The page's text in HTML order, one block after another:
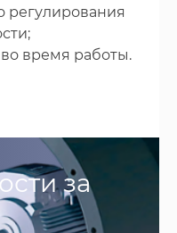
регулирования
время работы.
за